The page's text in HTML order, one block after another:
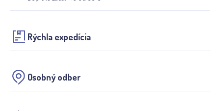
Rýchla expedícia
Osobný odber